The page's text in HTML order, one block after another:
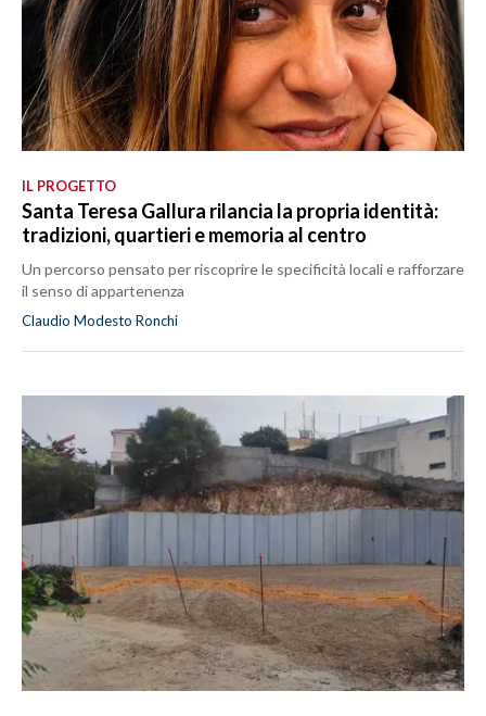
IL PROGETTO
Santa Teresa Gallura rilancia la propria identità:
tradizioni, quartieri e memoria al centro
Un percorso pensato per riscoprire le specificità locali e rafforzare
il senso di appartenenza
Claudio Modesto Ronchi